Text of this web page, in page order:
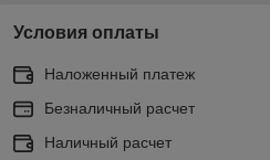
Условия оплаты
Наложенный платеж
Безналичный расчет
Наличный расчет